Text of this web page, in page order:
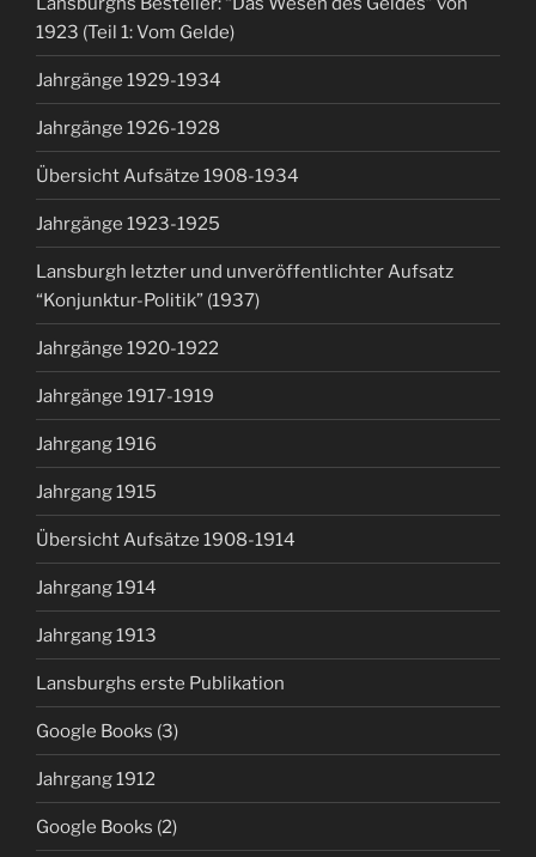
1923 (Teil 1: Vom Gelde)
Jahrgänge 1929-1934
Jahrgänge 1926-1928
Übersicht Aufsätze 1908-1934
Jahrgänge 1923-1925
Lansburgh letzter und unveröffentlichter Aufsatz
“Konjunktur-Politik” (1937)
Jahrgänge 1920-1922
Jahrgänge 1917-1919
Jahrgang 1916
Jahrgang 1915
Übersicht Aufsätze 1908-1914
Jahrgang 1914
Jahrgang 1913
Lansburghs erste Publikation
Google Books (3)
Jahrgang 1912
Google Books (2)